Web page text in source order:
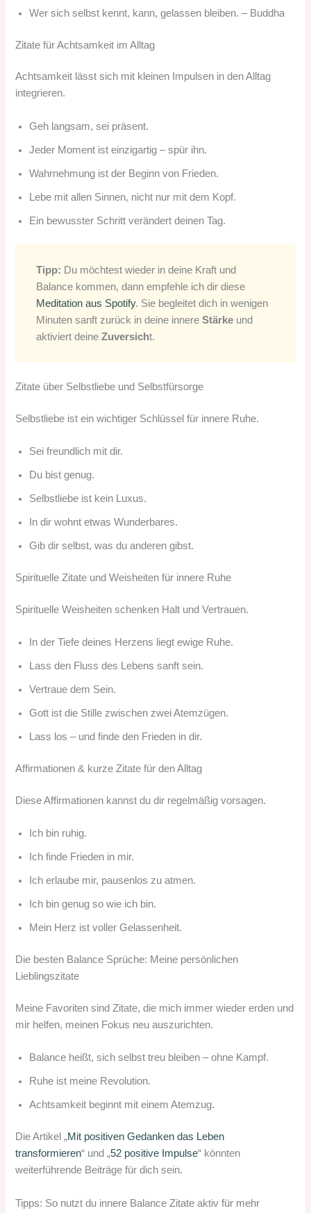
Wer sich selbst kennt, kann, gelassen bleiben. – Buddha
Zitate für Achtsamkeit im Alltag
Achtsamkeit lässt sich mit kleinen Impulsen in den Alltag
integrieren.
Geh langsam, sei präsent.
Jeder Moment ist einzigartig – spür ihn.
Wahrnehmung ist der Beginn von Frieden.
Lebe mit allen Sinnen, nicht nur mit dem Kopf.
Ein bewusster Schritt verändert deinen Tag.
Tipp: Du möchtest wieder in deine Kraft und
Balance kommen, dann empfehle ich dir diese
Meditation aus Spotify. Sie begleitet dich in wenigen
Minuten sanft zurück in deine innereStärke und
aktiviert deineZuversicht.
Zitate über Selbstliebe und Selbstfürsorge
Selbstliebe ist ein wichtiger Schlüssel für innere Ruhe.
Sei freundlich mit dir.
Du bist genug.
Selbstliebe ist kein Luxus.
In dir wohnt etwas Wunderbares.
Gib dir selbst, was du anderen gibst.
Spirituelle Zitate und Weisheiten für innere Ruhe
Spirituelle Weisheiten schenken Halt und Vertrauen.
In der Tiefe deines Herzens liegt ewige Ruhe.
Lass den Fluss des Lebens sanft sein.
Vertraue dem Sein.
Gott ist die Stille zwischen zwei Atemzügen.
Lass los – und finde den Frieden in dir.
Affirmationen & kurze Zitate für den Alltag
Diese Affirmationen kannst du dir regelmäßig vorsagen.
Ich bin ruhig.
Ich finde Frieden in mir.
Ich erlaube mir, pausenlos zu atmen.
Ich bin genug so wie ich bin.
Mein Herz ist voller Gelassenheit.
Die besten Balance Sprüche: Meine persönlichen
Lieblingszitate
Meine Favoriten sind Zitate, die mich immer wieder erden und
mir helfen, meinen Fokus neu auszurichten.
Balance heißt, sich selbst treu bleiben – ohne Kampf.
Ruhe ist meine Revolution.
Achtsamkeit beginnt mit einem Atemzug.
Die Artikel „Mit positiven Gedanken das Leben
transformieren“ und „52 positive Impulse“ könnten
weiterführende Beiträge für dich sein.
Tipps: So nutzt du innere Balance Zitate aktiv für mehr